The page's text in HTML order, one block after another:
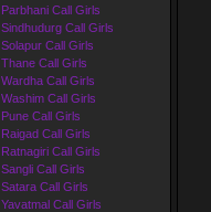
Parbhani Call Girls
Sindhudurg Call Girls
Solapur Call Girls
Thane Call Girls
Wardha Call Girls
Washim Call Girls
Pune Call Girls
Raigad Call Girls
Ratnagiri Call Girls
Sangli Call Girls
Satara Call Girls
Yavatmal Call Girls